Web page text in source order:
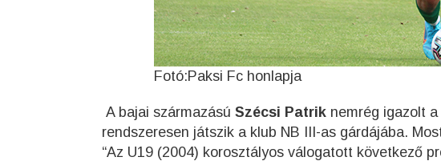
Fotó:Paksi Fc honlapja
A bajai származású Szécsi Patrik nemrég igazolt
rendszeresen játszik a klub NB III-as gárdájába.
“Az U19 (2004) korosztályos válogatott következő